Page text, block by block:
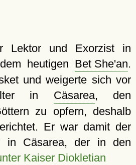
Lektor und Exorzist in
heutigen Bet She'an.
und weigerte sich vor
in Cäsarea, den
zu opfern, deshalb
Er war damit der
in Cäsarea, der in den
Kaiser Diokletian